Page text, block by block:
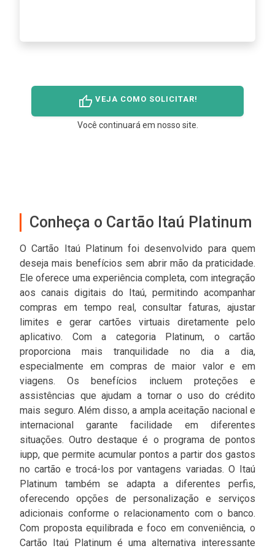
thumb_up VEJA COMO SOLICITAR!
Você continuará em nosso site.
Conheça o Cartão Itaú Platinum
O Cartão Itaú Platinum foi desenvolvido para quem
deseja mais benefícios sem abrir mão da praticidade.
Ele oferece uma experiência completa, com integração
aos canais digitais do Itaú, permitindo acompanhar
compras em tempo real, consultar faturas, ajustar
limites e gerar cartões virtuais diretamente pelo
aplicativo. Com a categoria Platinum, o cartão
proporciona mais tranquilidade no dia a dia,
especialmente em compras de maior valor e em
viagens. Os benefícios incluem proteções e
assistências que ajudam a tornar o uso do crédito
mais seguro. Além disso, a ampla aceitação nacional e
internacional garante facilidade em diferentes
situações. Outro destaque é o programa de pontos
iupp, que permite acumular pontos a partir dos gastos
no cartão e trocá-los por vantagens variadas. O Itaú
Platinum também se adapta a diferentes perfis,
oferecendo opções de personalização e serviços
adicionais conforme o relacionamento com o banco.
Com proposta equilibrada e foco em conveniência, o
Cartão Itaú Platinum é uma alternativa interessante